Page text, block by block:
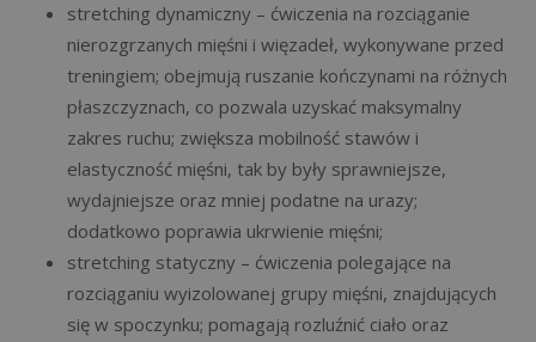
stretching dynamiczny – ćwiczenia na rozciąganie
nierozgrzanych mięśni i więzadeł, wykonywane przed
treningiem; obejmują ruszanie kończynami na różnych
płaszczyznach, co pozwala uzyskać maksymalny
zakres ruchu; zwiększa mobilność stawów i
elastyczność mięśni, tak by były sprawniejsze,
wydajniejsze oraz mniej podatne na urazy;
dodatkowo poprawia ukrwienie mięśni;
stretching statyczny – ćwiczenia polegające na
rozciąganiu wyizolowanej grupy mięśni, znajdujących
się w spoczynku; pomagają rozluźnić ciało oraz